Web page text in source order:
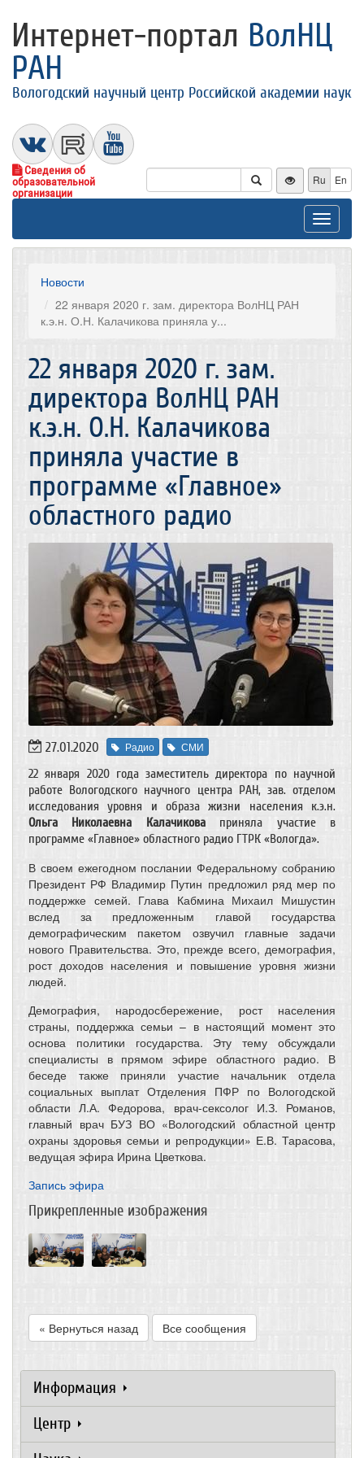
Интернет-портал ВолНЦ
РАН
Вологодский научный центр Российской академии наук
Сведения об
образовательной
организации
Ru En
Toggle
Новости
22 января 2020 г. зам. директора ВолНЦ РАН
к.э.н. О.Н. Калачикова приняла у...
22 января 2020 г. зам.
директора ВолНЦ РАН
к.э.н. О.Н. Калачикова
приняла участие в
программе «Главное»
областного радио
27.01.2020 Радио СМИ
22 января 2020 года заместитель директора по научной
работе Вологодского научного центра РАН, зав. отделом
исследования уровня и образа жизни населения к.э.н.
Ольга Николаевна Калачиковаприняла участие в
программе «Главное» областного радио ГТРК «Вологда».
В своем ежегодном послании Федеральному собранию
Президент РФ Владимир Путин предложил ряд мер по
поддержке семей. Глава Кабмина Михаил Мишустин
вслед за предложенным главой государства
демографическим пакетом озвучил главные задачи
нового Правительства. Это, прежде всего, демография,
рост доходов населения и повышение уровня жизни
людей.
Демография, народосбережение, рост населения
страны, поддержка семьи – в настоящий момент это
основа политики государства. Эту тему обсуждали
специалисты в прямом эфире областного радио. В
беседе также приняли участие начальник отдела
социальных выплат Отделения ПФР по Вологодской
области Л.А. Федорова, врач-сексолог И.З. Романов,
главный врач БУЗ ВО «Вологодский областной центр
охраны здоровья семьи и репродукции» Е.В. Тарасова,
ведущая эфира Ирина Цветкова.
Запись эфира
Прикрепленные изображения
« Вернуться назад Все сообщения
Информация
Центр